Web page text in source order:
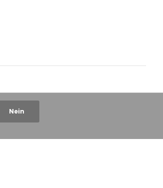
Nein